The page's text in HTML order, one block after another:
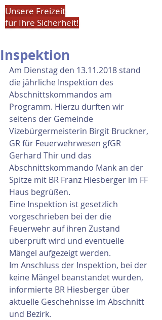
Unsere Freizeit
für Ihre Sicherheit!
Inspektion
Am Dienstag den 13.11.2018 stand
die jährliche Inspektion des
Abschnittskommandos am
Programm. Hierzu durften wir
seitens der Gemeinde
Vizebürgermeisterin Birgit Bruckner,
GR für Feuerwehrwesen gfGR
Gerhard Thir und das
Abschnittskommando Mank an der
Spitze mit BR Franz Hiesberger im FF
Haus begrüßen.
Eine Inspektion ist gesetzlich
vorgeschrieben bei der die
Feuerwehr auf ihren Zustand
überprüft wird und eventuelle
Mängel aufgezeigt werden.
Im Anschluss der Inspektion, bei der
keine Mängel beanstandet wurden,
informierte BR Hiesberger über
aktuelle Geschehnisse im Abschnitt
und Bezirk.